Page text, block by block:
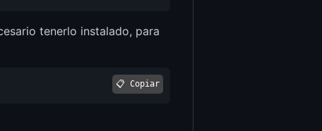
tenerlo instalado, para
📋 Copiar